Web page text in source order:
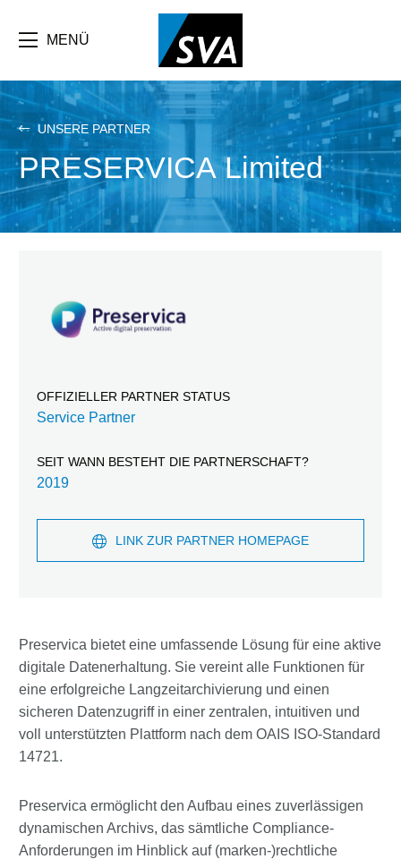
Inhalt
MENÜ
UNSERE PARTNER
PRESERVICA Limited
Preservica bietet eine umfassende Lösung für eine aktive
digitale Datenerhaltung. Sie vereint alle Funktionen für
eine erfolgreiche Langzeitarchivierung und einen
sicheren Datenzugriff in einer zentralen, intuitiven und
voll unterstützten Plattform nach dem OAIS ISO-Standard
14721.
Preservica ermöglicht den Aufbau eines zuverlässigen
dynamischen Archivs, das sämtliche Compliance-
Anforderungen im Hinblick auf (marken-)rechtliche
OFFIZIELLER PARTNER STATUS
Service Partner
SEIT WANN BESTEHT DIE PARTNERSCHAFT?
2019
LINK ZUR PARTNER HOMEPAGE